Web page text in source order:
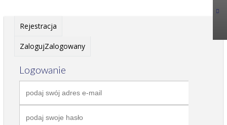
Rejestracja
ZalogujZalogowany
Logowanie